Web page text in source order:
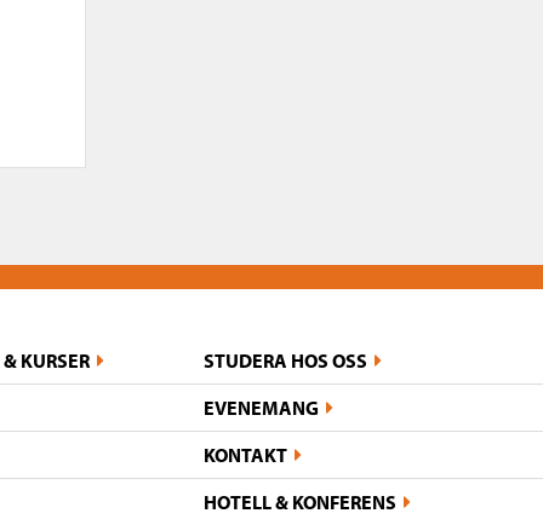
KURSER
STUDERA HOS OSS
EVENEMANG
KONTAKT
HOTELL & KONFERENS